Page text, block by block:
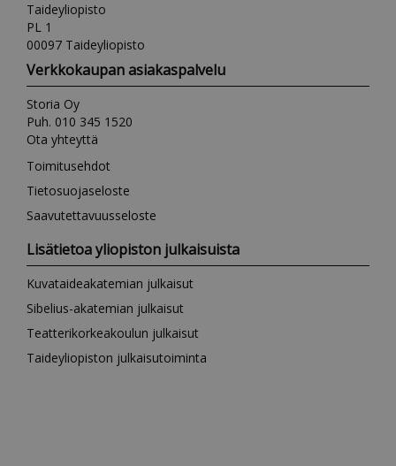
Taideyliopisto
PL 1
00097 Taideyliopisto
Verkkokaupan asiakaspalvelu
Storia Oy
Puh. 010 345 1520
Ota yhteyttä
Toimitusehdot
Tietosuojaseloste
Saavutettavuusseloste
Lisätietoa yliopiston julkaisuista
Kuvataideakatemian julkaisut
Sibelius-akatemian julkaisut
Teatterikorkeakoulun julkaisut
Taideyliopiston julkaisutoiminta